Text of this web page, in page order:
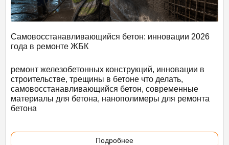
Самовосстанавливающийся бетон: инновации 2026
года в ремонте ЖБК
ремонт железобетонных конструкций, инновации в
строительстве, трещины в бетоне что делать,
самовосстанавливающийся бетон, современные
материалы для бетона, нанополимеры для ремонта
бетона
Подробнее